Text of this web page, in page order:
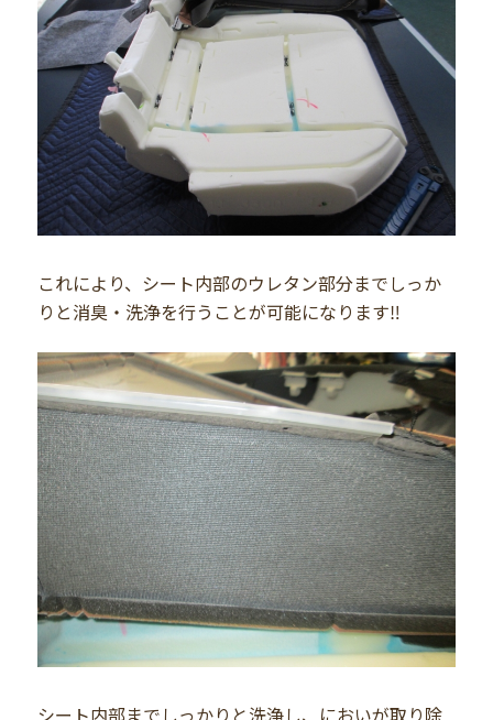
これにより、シート内部のウレタン部分までしっか
りと消臭・洗浄を行うことが可能になります‼️
シート内部までしっかりと洗浄し、においが取り除